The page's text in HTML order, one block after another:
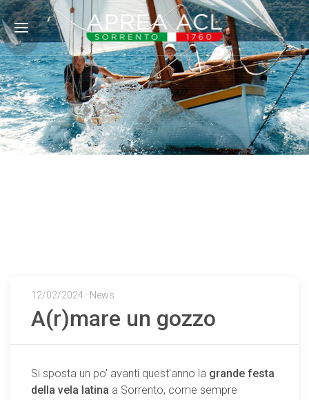
12/02/2024 · News
A(r)mare un gozzo
Si sposta un po' avanti quest'anno la grande festa
della vela latina a Sorrento, come sempre